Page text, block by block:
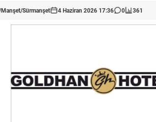
Manşet/Sürmanşet 4 Haziran 2026 17:36 0 361